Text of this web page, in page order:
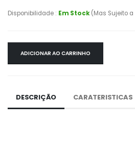
Disponibilidade : Em Stock(Mas Sujeito
ADICIONAR AO CARRINHO
DESCRIÇÃO CARATERISTICAS